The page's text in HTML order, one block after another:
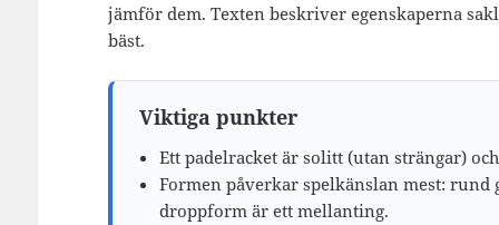
jämför dem. Texten beskriver egenskaperna
bäst.
Viktiga punkter
Ett padelracket är solitt (utan strängar)
Formen påverkar spelkänslan mest:
droppform är ett mellanting.